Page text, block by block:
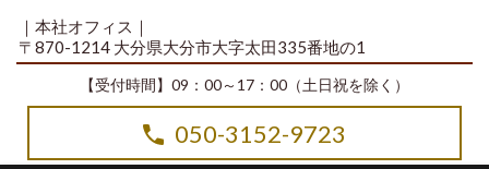
｜本社オフィス｜
〒870-1214 大分県大分市大字太田335番地の1
【受付時間】09：00～17：00（土日祝を除く）
050-3152-9723